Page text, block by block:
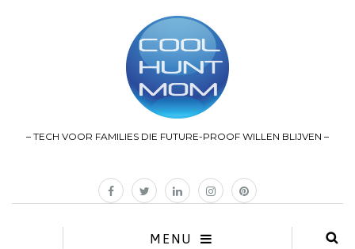
– TECH VOOR FAMILIES DIE FUTURE-PROOF WILLEN BLIJVEN –
MENU